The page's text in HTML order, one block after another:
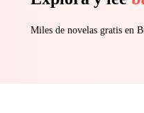
Miles de novelas gratis en